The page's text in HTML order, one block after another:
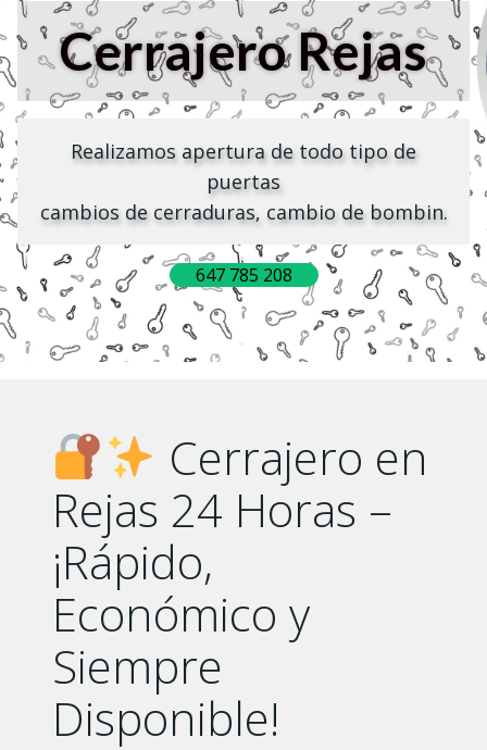
CerrajeroRejas
Realizamos apertura de todo tipo de
puertas
cambios de cerraduras, cambio de bombin.
647 785 208
Cerrajero en
Rejas 24 Horas –
¡Rápido,
Económico y
Siempre
Disponible!